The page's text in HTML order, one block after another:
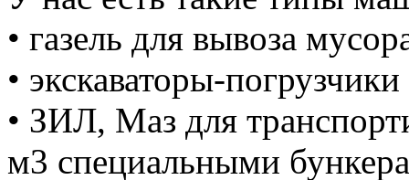
• газель для вывоза
• экскаваторы-
• ЗИЛ, Маз для
м3 специальными